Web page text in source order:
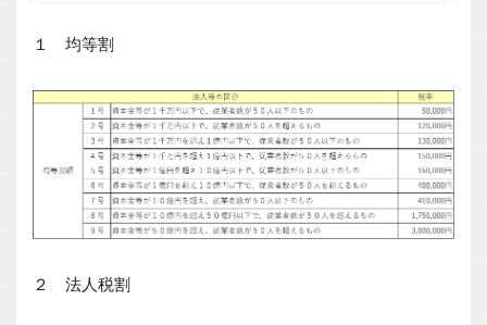
１ 均等割
２ 法人税割